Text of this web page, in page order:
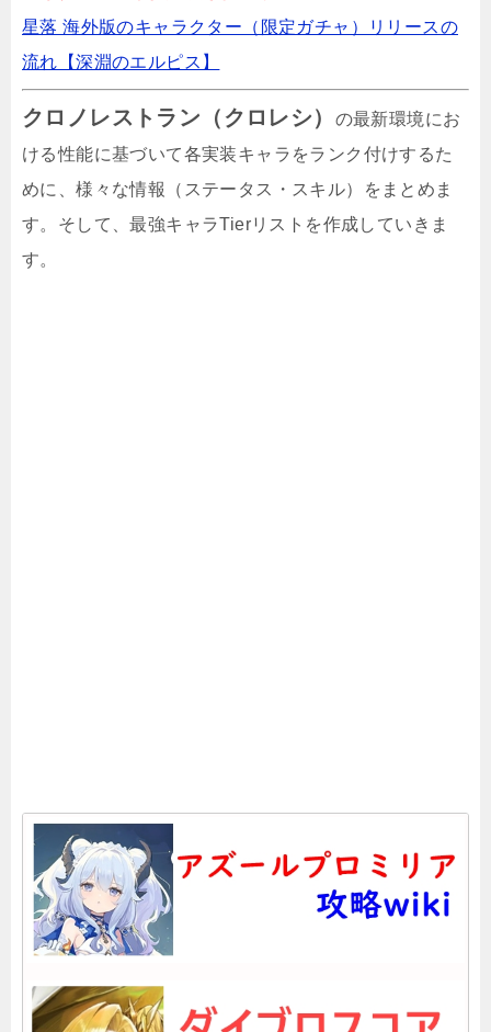
ネオストリーム運命の終着点の最強キャラTier
星落 勤倹の騎士ガチャが開催！黒羽（星5）ゲ
星落 海外版のキャラクター（限定ガチャ）リリースの
流れ【深淵のエルピス】
クロノレストラン（クロレシ）
の最新環境にお
ける性能に基づいて各実装キャラをランク付けするた
めに、様々な情報（ステータス・スキル）をまとめま
す。そして、最強キャラTierリストを作成していきま
す。